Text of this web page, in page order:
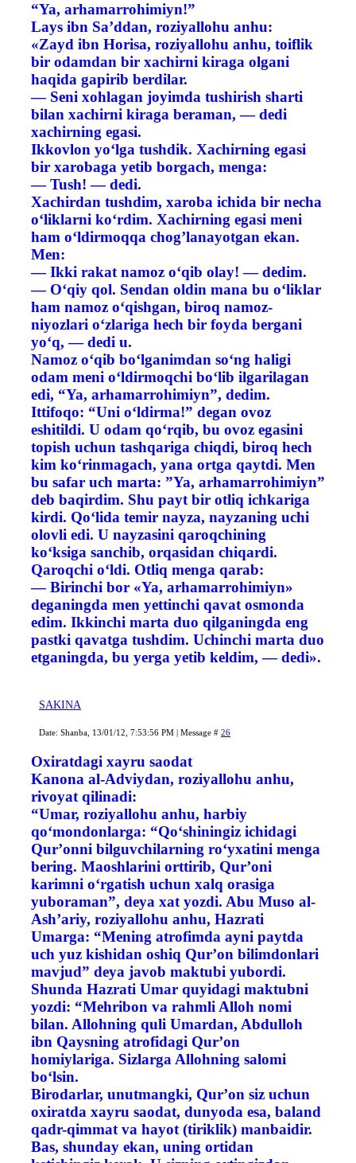
“Ya, arhamarrohimiyn!”
Lays ibn Sa’ddan, roziyallohu anhu:
«Zayd ibn Horisa, roziyallohu anhu, toiflik
bir odamdan bir xachirni kiraga olgani
haqida gapirib berdilar.
— Seni xohlagan joyimda tushirish sharti
bilan xachirni kiraga beraman, — dedi
xachirning egasi.
Ikkovlon yo‘lga tushdik. Xachirning egasi
bir xarobaga yetib borgach, menga:
— Tush! — dedi.
Xachirdan tushdim, xaroba ichida bir necha
o‘liklarni ko‘rdim. Xachirning egasi meni
ham o‘ldirmoqqa chog’lanayotgan ekan.
Men:
— Ikki rakat namoz o‘qib olay! — dedim.
— O‘qiy qol. Sendan oldin mana bu o‘liklar
ham namoz o‘qishgan, biroq namoz-
niyozlari o‘zlariga hech bir foyda bergani
yo‘q, — dedi u.
Namoz o‘qib bo‘lganimdan so‘ng haligi
odam meni o‘ldirmoqchi bo‘lib ilgarilagan
edi, “Ya, arhamarrohimiyn”, dedim.
Ittifoqo: “Uni o‘ldirma!” degan ovoz
eshitildi. U odam qo‘rqib, bu ovoz egasini
topish uchun tashqariga chiqdi, biroq hech
kim ko‘rinmagach, yana ortga qaytdi. Men
bu safar uch marta: ”Ya, arhamarrohimiyn”
deb baqirdim. Shu payt bir otliq ichkariga
kirdi. Qo‘lida temir nayza, nayzaning uchi
olovli edi. U nayzasini qaroqchining
ko‘ksiga sanchib, orqasidan chiqardi.
Qaroqchi o‘ldi. Otliq menga qarab:
— Birinchi bor «Ya, arhamarrohimiyn»
deganingda men yettinchi qavat osmonda
edim. Ikkinchi marta duo qilganingda eng
pastki qavatga tushdim. Uchinchi marta duo
etganingda, bu yerga yetib keldim, — dedi».
SAKINA
Date: Shanba, 13/01/12, 7:53:56 PM | Message # 26
Oxiratdagi xayru saodat
Kanona al-Adviydan, roziyallohu anhu,
rivoyat qilinadi:
“Umar, roziyallohu anhu, harbiy
qo‘mondonlarga: “Qo‘shiningiz ichidagi
Qur’onni bilguvchilarning ro‘yxatini menga
bering. Maoshlarini orttirib, Qur’oni
karimni o‘rgatish uchun xalq orasiga
yuboraman”, deya xat yozdi. Abu Muso al-
Ash’ariy, roziyallohu anhu, Hazrati
Umarga: “Mening atrofimda ayni paytda
uch yuz kishidan oshiq Qur’on bilimdonlari
mavjud” deya javob maktubi yubordi.
Shunda Hazrati Umar quyidagi maktubni
yozdi: “Mehribon va rahmli Alloh nomi
bilan. Allohning quli Umardan, Abdulloh
ibn Qaysning atrofidagi Qur’on
homiylariga. Sizlarga Allohning salomi
bo‘lsin.
Birodarlar, unutmangki, Qur’on siz uchun
oxiratda xayru saodat, dunyoda esa, baland
qadr-qimmat va hayot (tiriklik) manbaidir.
Bas, shunday ekan, uning ortidan